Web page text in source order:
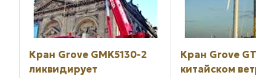
Кран Grove GTK1100 в
китайском ветропроекте
Кран
есть